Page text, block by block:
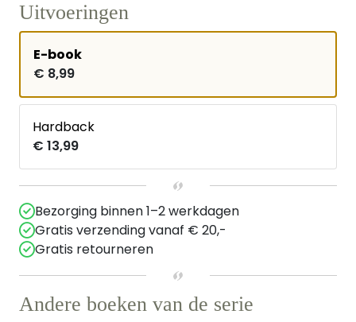
Uitvoeringen
E-book
€ 8,99
Hardback
€ 13,99
Bezorging binnen 1–2 werkdagen
Gratis verzending vanaf € 20,-
Gratis retourneren
Andere boeken van de serie